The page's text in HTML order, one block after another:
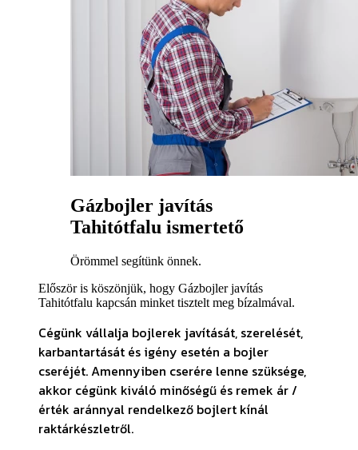
Gázbojler javítás
Tahitótfalu ismertető
Örömmel segítünk önnek.
Először is köszönjük, hogy Gázbojler javítás
Tahitótfalu kapcsán minket tisztelt meg bízalmával.
Cégünk vállalja bojlerek javítását, szerelését,
karbantartását és igény esetén a bojler
cseréjét. Amennyiben cserére lenne szüksége,
akkor cégünk kiváló minőségű és remek ár /
érték aránnyal rendelkező bojlert kínál
raktárkészletről.